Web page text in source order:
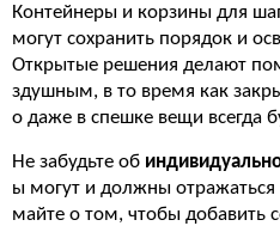
Контейнеры и корзины для
могут сохранить порядок и
Открытые решения делают
здушным, в то время как
о даже в спешке вещи всегда
Не забудьте об
ы могут и должны отражаться
майте о том, чтобы добавить